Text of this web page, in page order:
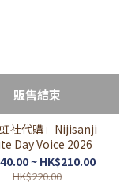
販售結束
虹社代購」Nijisanji
Day Voice 2026
~ HK$210.00
HK$220.00